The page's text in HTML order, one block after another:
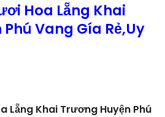
Hoa Lẵng Khai
Vang Gía Rẻ,Uy
Lẵng Khai Trương Huyện Phú